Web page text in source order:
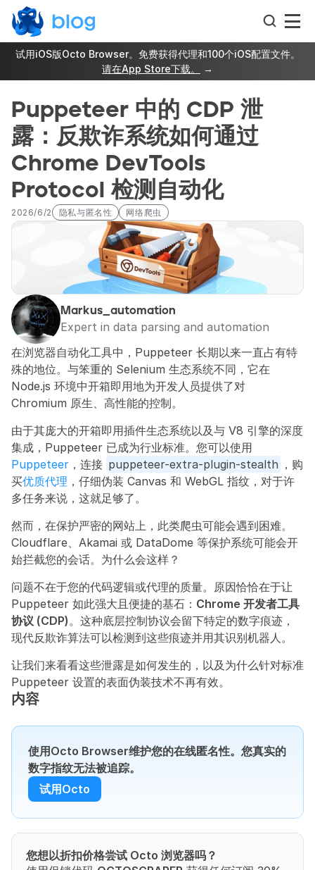
试用iOS版Octo Browser。免费获得代理和100个iOS配置文件。
请在App Store下载。
→
Puppeteer 中的 CDP 泄
露：反欺诈系统如何通过
Chrome DevTools
Protocol 检测自动化
2026/6/2 隐私与匿名性 网络爬虫
Markus_automation
Expert in data parsing and automation
在浏览器自动化工具中，Puppeteer 长期以来一直占有特
殊的地位。与笨重的 Selenium 生态系统不同，它在
Node.js 环境中开箱即用地为开发人员提供了对
Chromium 原生、高性能的控制。
由于其庞大的开箱即用插件生态系统以及与 V8 引擎的深度
Puppeteer ，连接 puppeteer-extra-plugin-stealth ，购
买优质代理 ，仔细伪装 Canvas 和 WebGL 指纹，对于许
多任务来说，这就足够了。
然而，在保护严密的网站上，此类爬虫可能会遇到困难。
Cloudflare、Akamai 或 DataDome 等保护系统可能会开
始拦截您的会话。为什么会这样？
问题不在于您的代码逻辑或代理的质量。原因恰恰在于让
Puppeteer 如此强大且便捷的基石： Chrome 开发者工具
协议 (CDP)。这种底层控制协议会留下特定的数字痕迹，
现代反欺诈算法可以检测到这些痕迹并用其识别机器人。
让我们来看看这些泄露是如何发生的，以及为什么针对标准
Puppeteer 设置的表面伪装技术不再有效。
内容
使用Octo Browser维护您的在线匿名性。您真实的
数字指纹无法被追踪。
试用Octo
您想以折扣价格尝试 Octo 浏览器吗？